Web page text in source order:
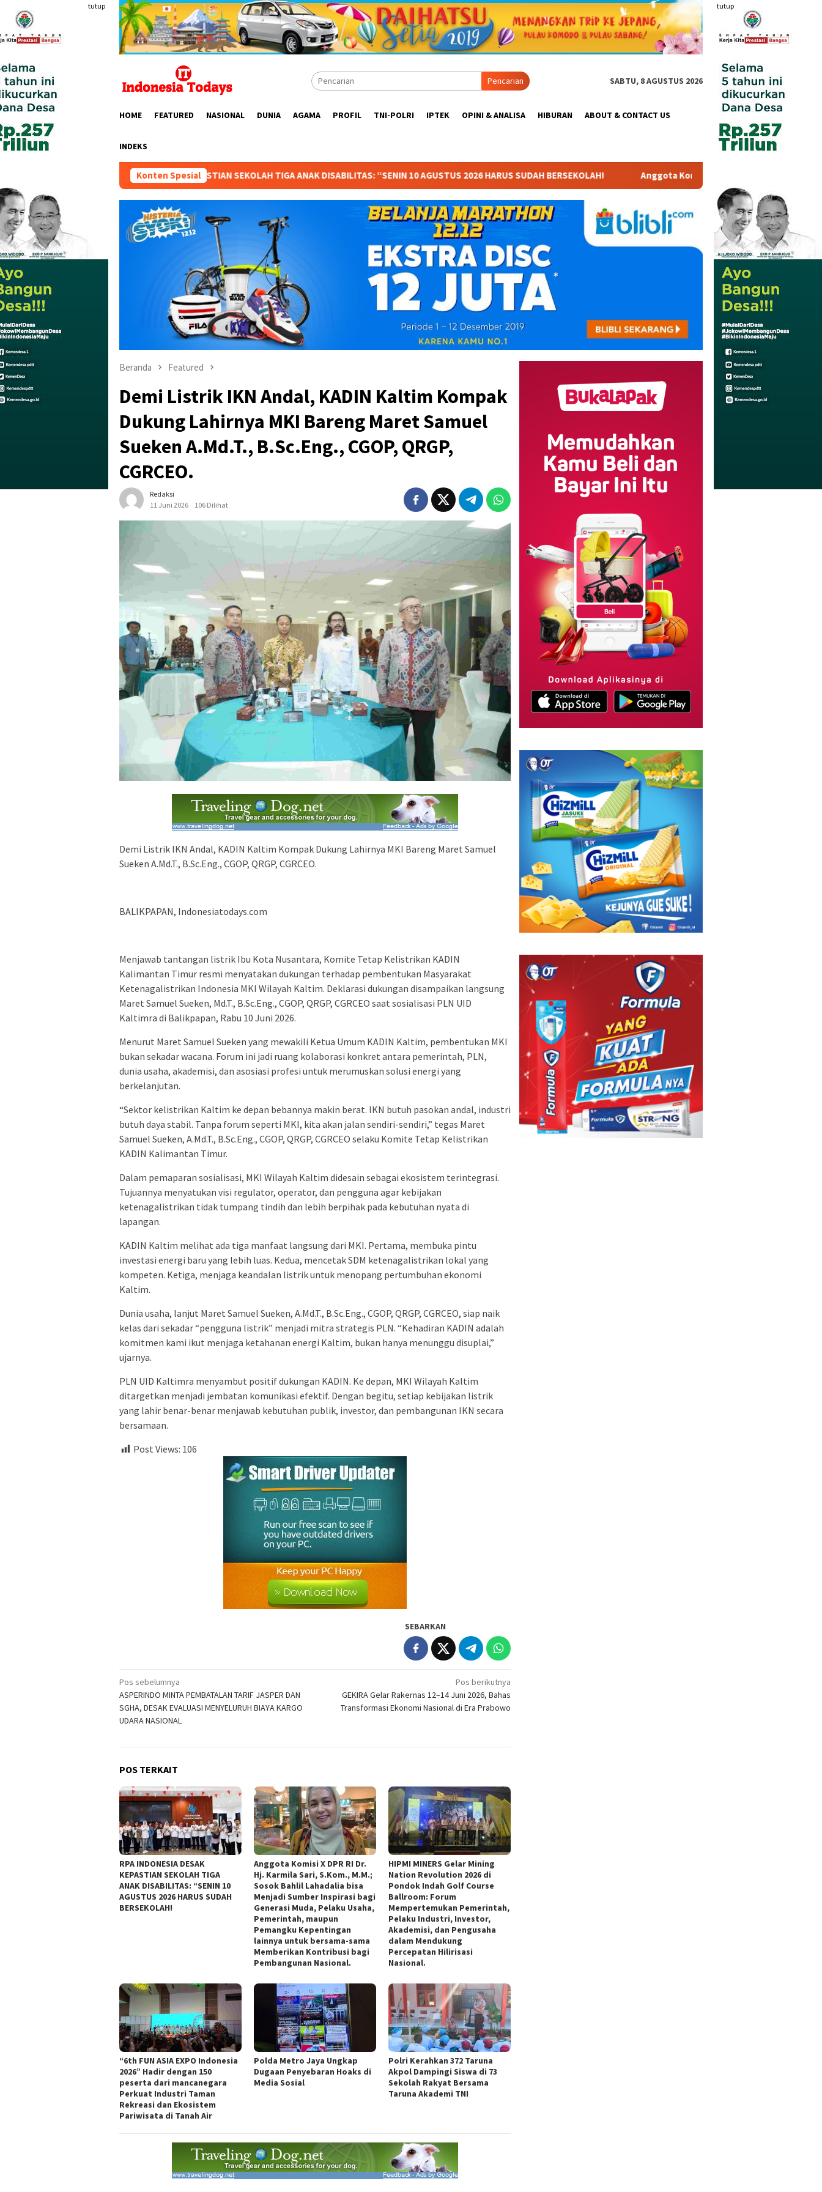
konten
tutup tutup
Pencarian SABTU, 8 AGUSTUS 2026
HOME FEATURED NASIONAL DUNIA AGAMA PROFIL TNI-POLRI IPTEK OPINI & ANALISA HIBURAN ABOUT & CONTACT US
INDEKS
Konten Spesial
KEPASTIAN SEKOLAH TIGA ANAK DISABILITAS: “SENIN 10 AGUSTUS 2026 HARUS SUDAH BERSEKOLAH! Anggota Komisi X DPR RI Dr. Hj. Karmila Sari, S.Kom., M.M.; Sosok Bahlil
Beranda Featured
Demi Listrik IKN Andal, KADIN Kaltim Kompak
Dukung Lahirnya MKI Bareng Maret Samuel
Sueken A.Md.T., B.Sc.Eng., CGOP, QRGP,
CGRCEO.
Redaksi
11 Juni 2026
106 Dilihat
Demi Listrik IKN Andal, KADIN Kaltim Kompak Dukung Lahirnya MKI Bareng Maret Samuel
Sueken A.Md.T., B.Sc.Eng., CGOP, QRGP, CGRCEO.
BALIKPAPAN, Indonesiatodays.com
Menjawab tantangan listrik Ibu Kota Nusantara, Komite Tetap Kelistrikan KADIN
Kalimantan Timur resmi menyatakan dukungan terhadap pembentukan Masyarakat
Ketenagalistrikan Indonesia MKI Wilayah Kaltim. Deklarasi dukungan disampaikan langsung
Maret Samuel Sueken, Md.T., B.Sc.Eng., CGOP, QRGP, CGRCEO saat sosialisasi PLN UID
Kaltimra di Balikpapan, Rabu 10 Juni 2026.
Menurut Maret Samuel Sueken yang mewakili Ketua Umum KADIN Kaltim, pembentukan MKI
bukan sekadar wacana. Forum ini jadi ruang kolaborasi konkret antara pemerintah, PLN,
dunia usaha, akademisi, dan asosiasi profesi untuk merumuskan solusi energi yang
berkelanjutan.
“Sektor kelistrikan Kaltim ke depan bebannya makin berat. IKN butuh pasokan andal, industri
butuh daya stabil. Tanpa forum seperti MKI, kita akan jalan sendiri-sendiri,” tegas Maret
Samuel Sueken, A.Md.T., B.Sc.Eng., CGOP, QRGP, CGRCEO selaku Komite Tetap Kelistrikan
KADIN Kalimantan Timur.
Dalam pemaparan sosialisasi, MKI Wilayah Kaltim didesain sebagai ekosistem terintegrasi.
Tujuannya menyatukan visi regulator, operator, dan pengguna agar kebijakan
ketenagalistrikan tidak tumpang tindih dan lebih berpihak pada kebutuhan nyata di
lapangan.
KADIN Kaltim melihat ada tiga manfaat langsung dari MKI. Pertama, membuka pintu
investasi energi baru yang lebih luas. Kedua, mencetak SDM ketenagalistrikan lokal yang
kompeten. Ketiga, menjaga keandalan listrik untuk menopang pertumbuhan ekonomi
Kaltim.
Dunia usaha, lanjut Maret Samuel Sueken, A.Md.T., B.Sc.Eng., CGOP, QRGP, CGRCEO, siap naik
kelas dari sekadar “pengguna listrik” menjadi mitra strategis PLN. “Kehadiran KADIN adalah
komitmen kami ikut menjaga ketahanan energi Kaltim, bukan hanya menunggu disuplai,”
ujarnya.
PLN UID Kaltimra menyambut positif dukungan KADIN. Ke depan, MKI Wilayah Kaltim
ditargetkan menjadi jembatan komunikasi efektif. Dengan begitu, setiap kebijakan listrik
yang lahir benar-benar menjawab kebutuhan publik, investor, dan pembangunan IKN secara
bersamaan.
Post Views: 106
SEBARKAN
Navigasi
pos
Pos sebelumnya
ASPERINDO MINTA PEMBATALAN TARIF JASPER DAN
SGHA, DESAK EVALUASI MENYELURUH BIAYA KARGO
UDARA NASIONAL
Pos berikutnya
GEKIRA Gelar Rakernas 12–14 Juni 2026, Bahas
Transformasi Ekonomi Nasional di Era Prabowo
POS TERKAIT
RPA INDONESIA DESAK
KEPASTIAN SEKOLAH TIGA
ANAK DISABILITAS: “SENIN 10
AGUSTUS 2026 HARUS SUDAH
BERSEKOLAH!
Anggota Komisi X DPR RI Dr.
Hj. Karmila Sari, S.Kom., M.M.;
Sosok Bahlil Lahadalia bisa
Menjadi Sumber Inspirasi bagi
Generasi Muda, Pelaku Usaha,
Pemerintah, maupun
Pemangku Kepentingan
lainnya untuk bersama-sama
Memberikan Kontribusi bagi
Pembangunan Nasional.
HIPMI MINERS Gelar Mining
Nation Revolution 2026 di
Pondok Indah Golf Course
Ballroom: Forum
Mempertemukan Pemerintah,
Pelaku Industri, Investor,
Akademisi, dan Pengusaha
dalam Mendukung
Percepatan Hilirisasi
Nasional.
“6th FUN ASIA EXPO Indonesia
2026” Hadir dengan 150
peserta dari mancanegara
Perkuat Industri Taman
Rekreasi dan Ekosistem
Pariwisata di Tanah Air
Polda Metro Jaya Ungkap
Dugaan Penyebaran Hoaks di
Media Sosial
Polri Kerahkan 372 Taruna
Akpol Dampingi Siswa di 73
Sekolah Rakyat Bersama
Taruna Akademi TNI